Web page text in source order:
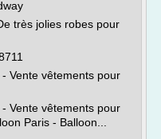
très jolies robes pour
Vente vêtements pour
Vente vêtements pour
Paris - Balloon...